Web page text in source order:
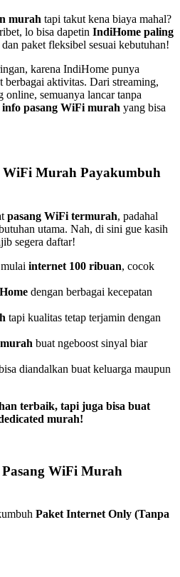
murah tapi takut kena biaya mahal?
lo bisa dapetin IndiHome paling
paket fleksibel sesuai kebutuhan!
karena IndiHome punya
berbagai aktivitas. Dari streaming,
online, semuanya lancar tanpa
info pasang WiFi murah yang bisa
WiFi Murah Payakumbuh
pasang WiFi termurah, padahal
utama. Nah, di sini gue kasih
segera daftar!
mulai internet 100 ribuan, cocok
dengan berbagai kecepatan
tapi kualitas tetap terjamin dengan
buat ngeboost sinyal biar
diandalkan buat keluarga maupun
terbaik, tapi juga bisa buat
murah!
WiFi Murah
Paket Internet Only (Tanpa